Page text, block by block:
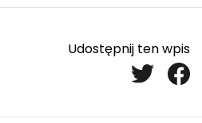
Udostępnij ten wpis